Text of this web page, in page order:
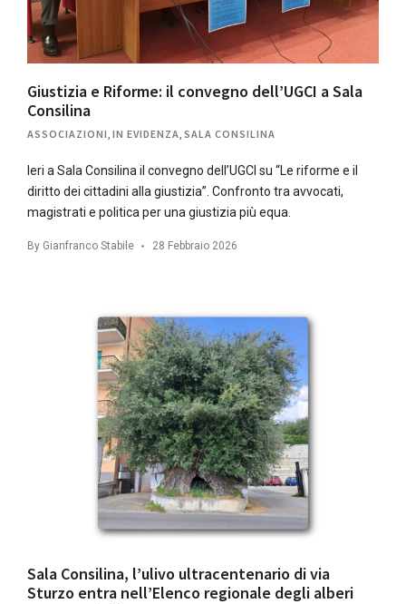
Giustizia e Riforme: il convegno dell’UGCI a Sala
Consilina
ASSOCIAZIONI IN EVIDENZA SALA CONSILINA
Ieri a Sala Consilina il convegno dell’UGCI su “Le riforme e il
diritto dei cittadini alla giustizia”. Confronto tra avvocati,
magistrati e politica per una giustizia più equa.
By Gianfranco Stabile 28 Febbraio 2026
Sala Consilina, l’ulivo ultracentenario di via
Sturzo entra nell’Elenco regionale degli alberi